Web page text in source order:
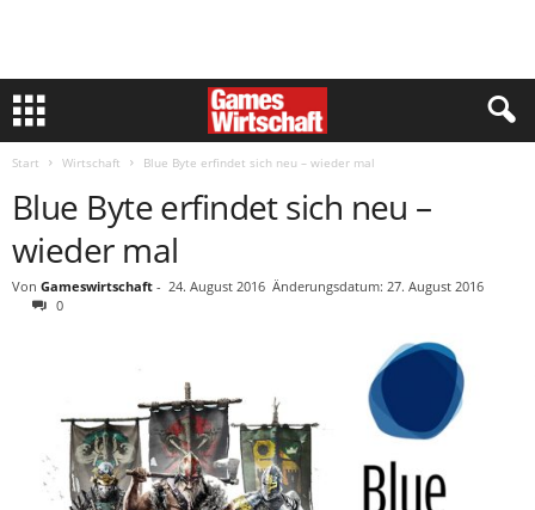
Start Wirtschaft Blue Byte erfindet sich neu – wieder mal
Blue Byte erfindet sich neu –
wieder mal
Von Gameswirtschaft - 24. August 2016 Änderungsdatum: 27. August 2016
0